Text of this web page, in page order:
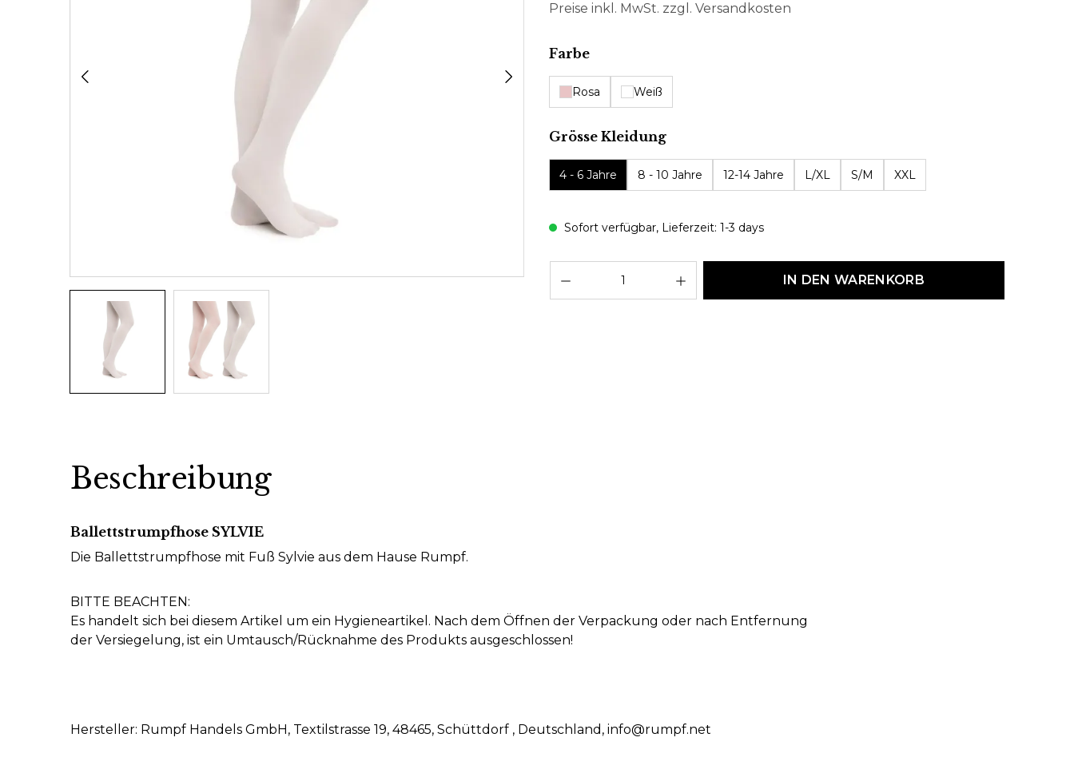
Preise inkl. MwSt. zzgl. Versandkosten
Farbeauswählen
Rosa Weiß
Grösse Kleidungauswählen
4 - 6 Jahre 8 - 10 Jahre 12-14 Jahre L/XL S/M XXL
Sofort verfügbar, Lieferzeit: 1-3 days
IN DEN WARENKORB
Beschreibung
Ballettstrumpfhose SYLVIE
Die Ballettstrumpfhose mit Fuß Sylvie aus dem Hause Rumpf.
BITTE BEACHTEN:
Es handelt sich bei diesem Artikel um ein Hygieneartikel. Nach dem Öffnen der Verpackung oder nach Entfernung
der Versiegelung, ist ein Umtausch/Rücknahme des Produkts ausgeschlossen!
Hersteller: Rumpf Handels GmbH, Textilstrasse 19, 48465, Schüttdorf , Deutschland, info@rumpf.net